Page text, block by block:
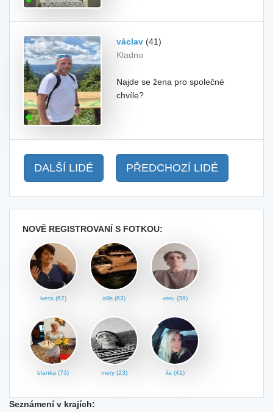
václav (41)
Kladno
Najde se žena pro společné
chvíle?
DALŠÍ LIDÉ PŘEDCHOZÍ LIDÉ
NOVĚ REGISTROVANÍ S FOTKOU:
iveta (62) allis (63) veru (39)
blanka (73) mery (23) ila (41)
Seznámení v krajích: